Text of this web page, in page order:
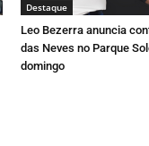
Destaque
Leo Bezerra anuncia
das Neves no Parque
domingo